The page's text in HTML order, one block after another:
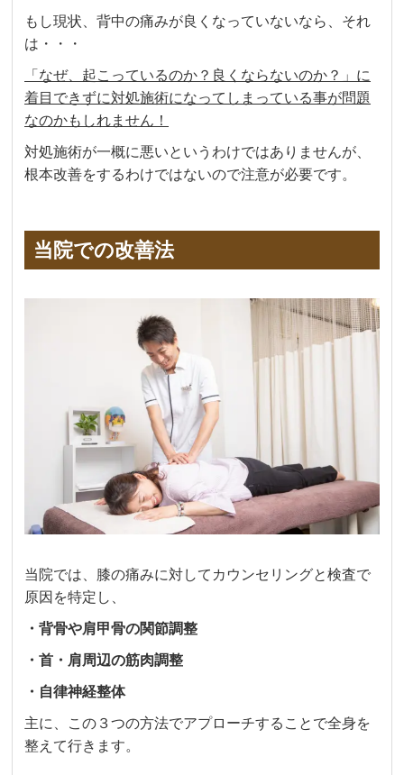
もし現状、背中の痛みが良くなっていないなら、それ
は・・・
「なぜ、起こっているのか？良くならないのか？」に
着目できずに対処施術になってしまっている事が問題
なのかもしれません！
対処施術が一概に悪いというわけではありませんが、
根本改善をするわけではないので注意が必要です。
当院での改善法
当院では、膝の痛みに対してカウンセリングと検査で
原因を特定し、
・背骨や肩甲骨の関節調整
・首・肩周辺の筋肉調整
・自律神経整体
主に、この３つの方法でアプローチすることで全身を
整えて行きます。